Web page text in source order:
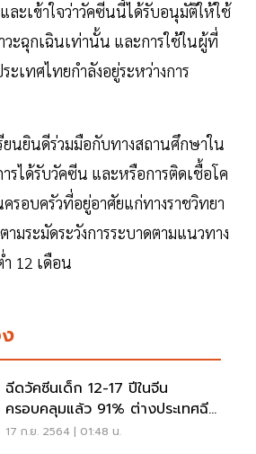
ละเข้าใจว่าวัคซีนนี้ได้รับอนุมัติให้ใช้
ะฉุกเฉินเท่านั้น และการใช้ในผู้ที่
ะเทศไทยกำลังอยู่ระหว่างการ
ยนยินดีร่วมมือกับทางสถานศึกษาใน
รได้รับวัคซีน และหรือการติดเชื้อโค
รอบครัวที่อยู่อาศัยแก่ทางราชวิทยา
มระมัดระวังการระบาดตามแนวทาง
ำ 12 เดือน
ฉีดวัคซีนเด็ก 12-17 ปีในจีน
ครอบคลุมแล้ว 91% ต่างประเทศฉีด
อย่างไรเช็กที่นี่
17 ก.ย. 2564 | 01:48 น.